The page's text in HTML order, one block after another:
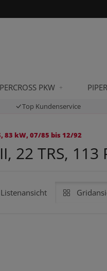
PKW
Top Kundenservice
83 kW, 07/85 bis 12/92
22 TRS,
Listenansicht